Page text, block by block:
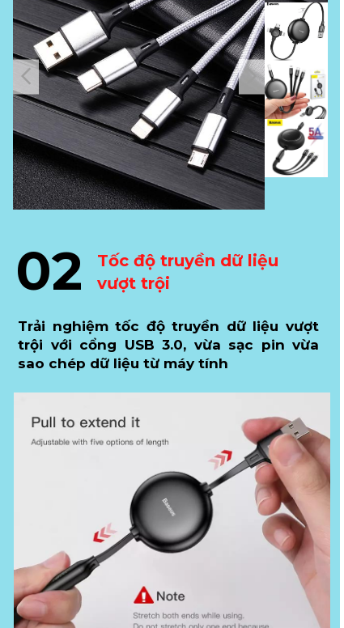
02
Tốc độ truyền dữ liệu
vượt trội
Trải nghiệm tốc độ truyền dữ liệu vượt
trội với cổng USB 3.0, vừa sạc pin vừa
sao chép dữ liệu từ máy tính